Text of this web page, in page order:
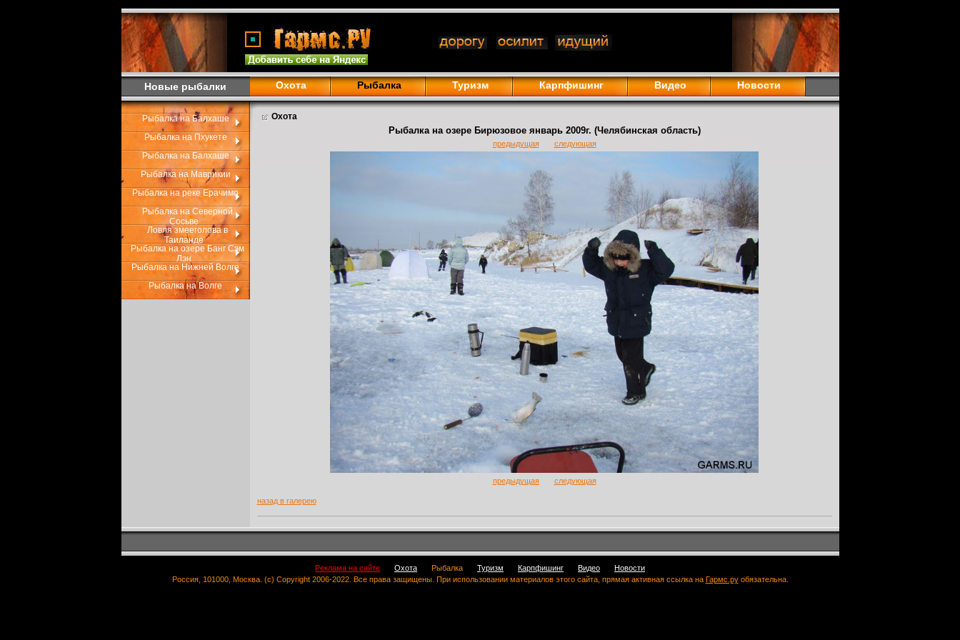
Новые рыбалки Охота Рыбалка Туризм Карпфишинг Видео Новости
Рыбалка на Балхаше
Рыбалка на Пхукете
Рыбалка на Балхаше
Рыбалка на Маврикии
Рыбалка на реке Ерачимо
Рыбалка на Северной
Сосьве
Ловля змееголова в
Таиланде
Рыбалка на озере Банг Сэм
Лэн
Рыбалка на Нижней Волге
Рыбалка на Волге
Охота
Рыбалка на озере Бирюзовое январь 2009г. (Челябинская область)
предыдущая следующая
предыдущая следующая
назад в галерею
Реклама на сайте Охота Рыбалка Туризм Карпфишинг Видео
Новости
Россия, 101000, Москва. (c) Copyright 2006-2022. Все права защищены. При использовании материалов этого сайта, прямая активная ссылка на Гармс.руобязательна.